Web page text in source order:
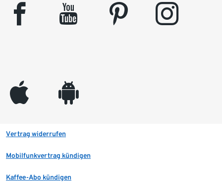
facebook youtube pinterest instagram
appleinc android
Vertrag widerrufen
Mobilfunkvertrag kündigen
Kaffee-Abo kündigen